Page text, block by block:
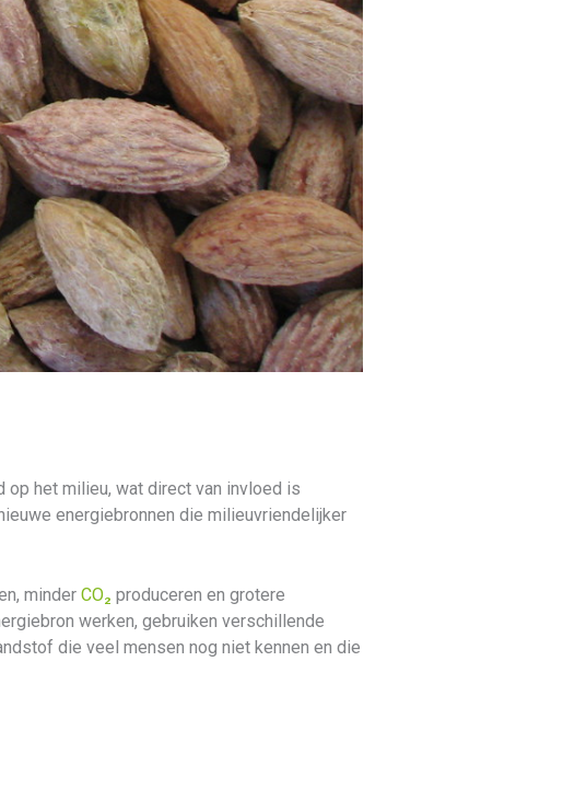
het milieu, wat direct van invloed is
energiebronnen die milieuvriendelijker
minder CO₂ produceren en grotere
werken, gebruiken verschillende
die veel mensen nog niet kennen en die